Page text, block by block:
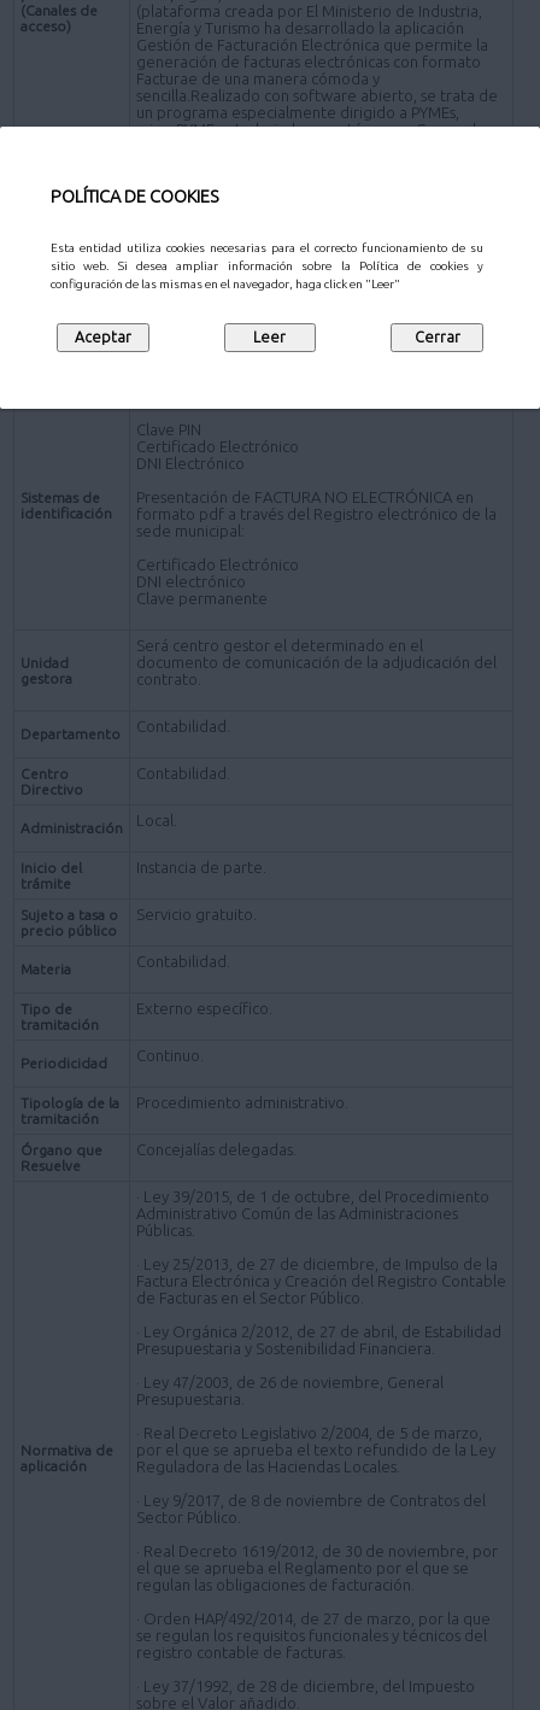
POLÍTICA DE COOKIES
Esta entidad utiliza cookies necesarias para el correcto funcionamiento de su
sitio web. Si desea ampliar información sobre la Política de cookies y
configuración de las mismas en el navegador, haga click en "Leer"
(Canales de
acceso)
(plataforma creada por El Ministerio de Industria,
Energía y Turismo ha desarrollado la aplicación
Gestión de Facturación Electrónica que permite la
generación de facturas electrónicas con formato
Facturae de una manera cómoda y
sencilla.Realizado con software abierto, se trata de
un programa especialmente dirigido a PYMEs,
microPYMEs y trabajadores autónomos. Se puede
siguientes canales distintos de la plataforma FACe:
Oficinas de Atención al Ciudadano.
Online - Sujetos obligados a relacionarse
Ayuntamiento de Pozuelo de Alarcón (a través de la
Solicitud de carácter General
Sistemas de
identificación
Clave PIN
Certificado Electrónico
DNI Electrónico
Presentación de FACTURA NO ELECTRÓNICA en
formato pdf a través del Registro electrónico de la
sede municipal:
Certificado Electrónico
DNI electrónico
Clave permanente
Unidad
gestora
Será centro gestor el determinado en el
documento de comunicación de la adjudicación del
contrato.
Departamento Contabilidad.
Centro
Directivo
Contabilidad.
Administración Local.
Inicio del
trámite
Instancia de parte.
Sujeto a tasa o
precio público
Servicio gratuito.
Materia Contabilidad.
Tipo de
tramitación
Externo específico.
Periodicidad Continuo.
Tipología de la
tramitación
Procedimiento administrativo.
Órgano que
Resuelve
Concejalías delegadas.
Normativa de
aplicación
· Ley 39/2015, de 1 de octubre, del Procedimiento
Administrativo Común de las Administraciones
Públicas.
· Ley 25/2013, de 27 de diciembre, de Impulso de la
Factura Electrónica y Creación del Registro Contable
de Facturas en el Sector Público.
· Ley Orgánica 2/2012, de 27 de abril, de Estabilidad
Presupuestaria y Sostenibilidad Financiera.
· Ley 47/2003, de 26 de noviembre, General
Presupuestaria.
· Real Decreto Legislativo 2/2004, de 5 de marzo,
por el que se aprueba el texto refundido de la Ley
Reguladora de las Haciendas Locales.
· Ley 9/2017, de 8 de noviembre de Contratos del
Sector Público.
· Real Decreto 1619/2012, de 30 de noviembre, por
el que se aprueba el Reglamento por el que se
regulan las obligaciones de facturación.
· Orden HAP/492/2014, de 27 de marzo, por la que
se regulan los requisitos funcionales y técnicos del
registro contable de facturas.
· Ley 37/1992, de 28 de diciembre, del Impuesto
sobre el Valor añadido.